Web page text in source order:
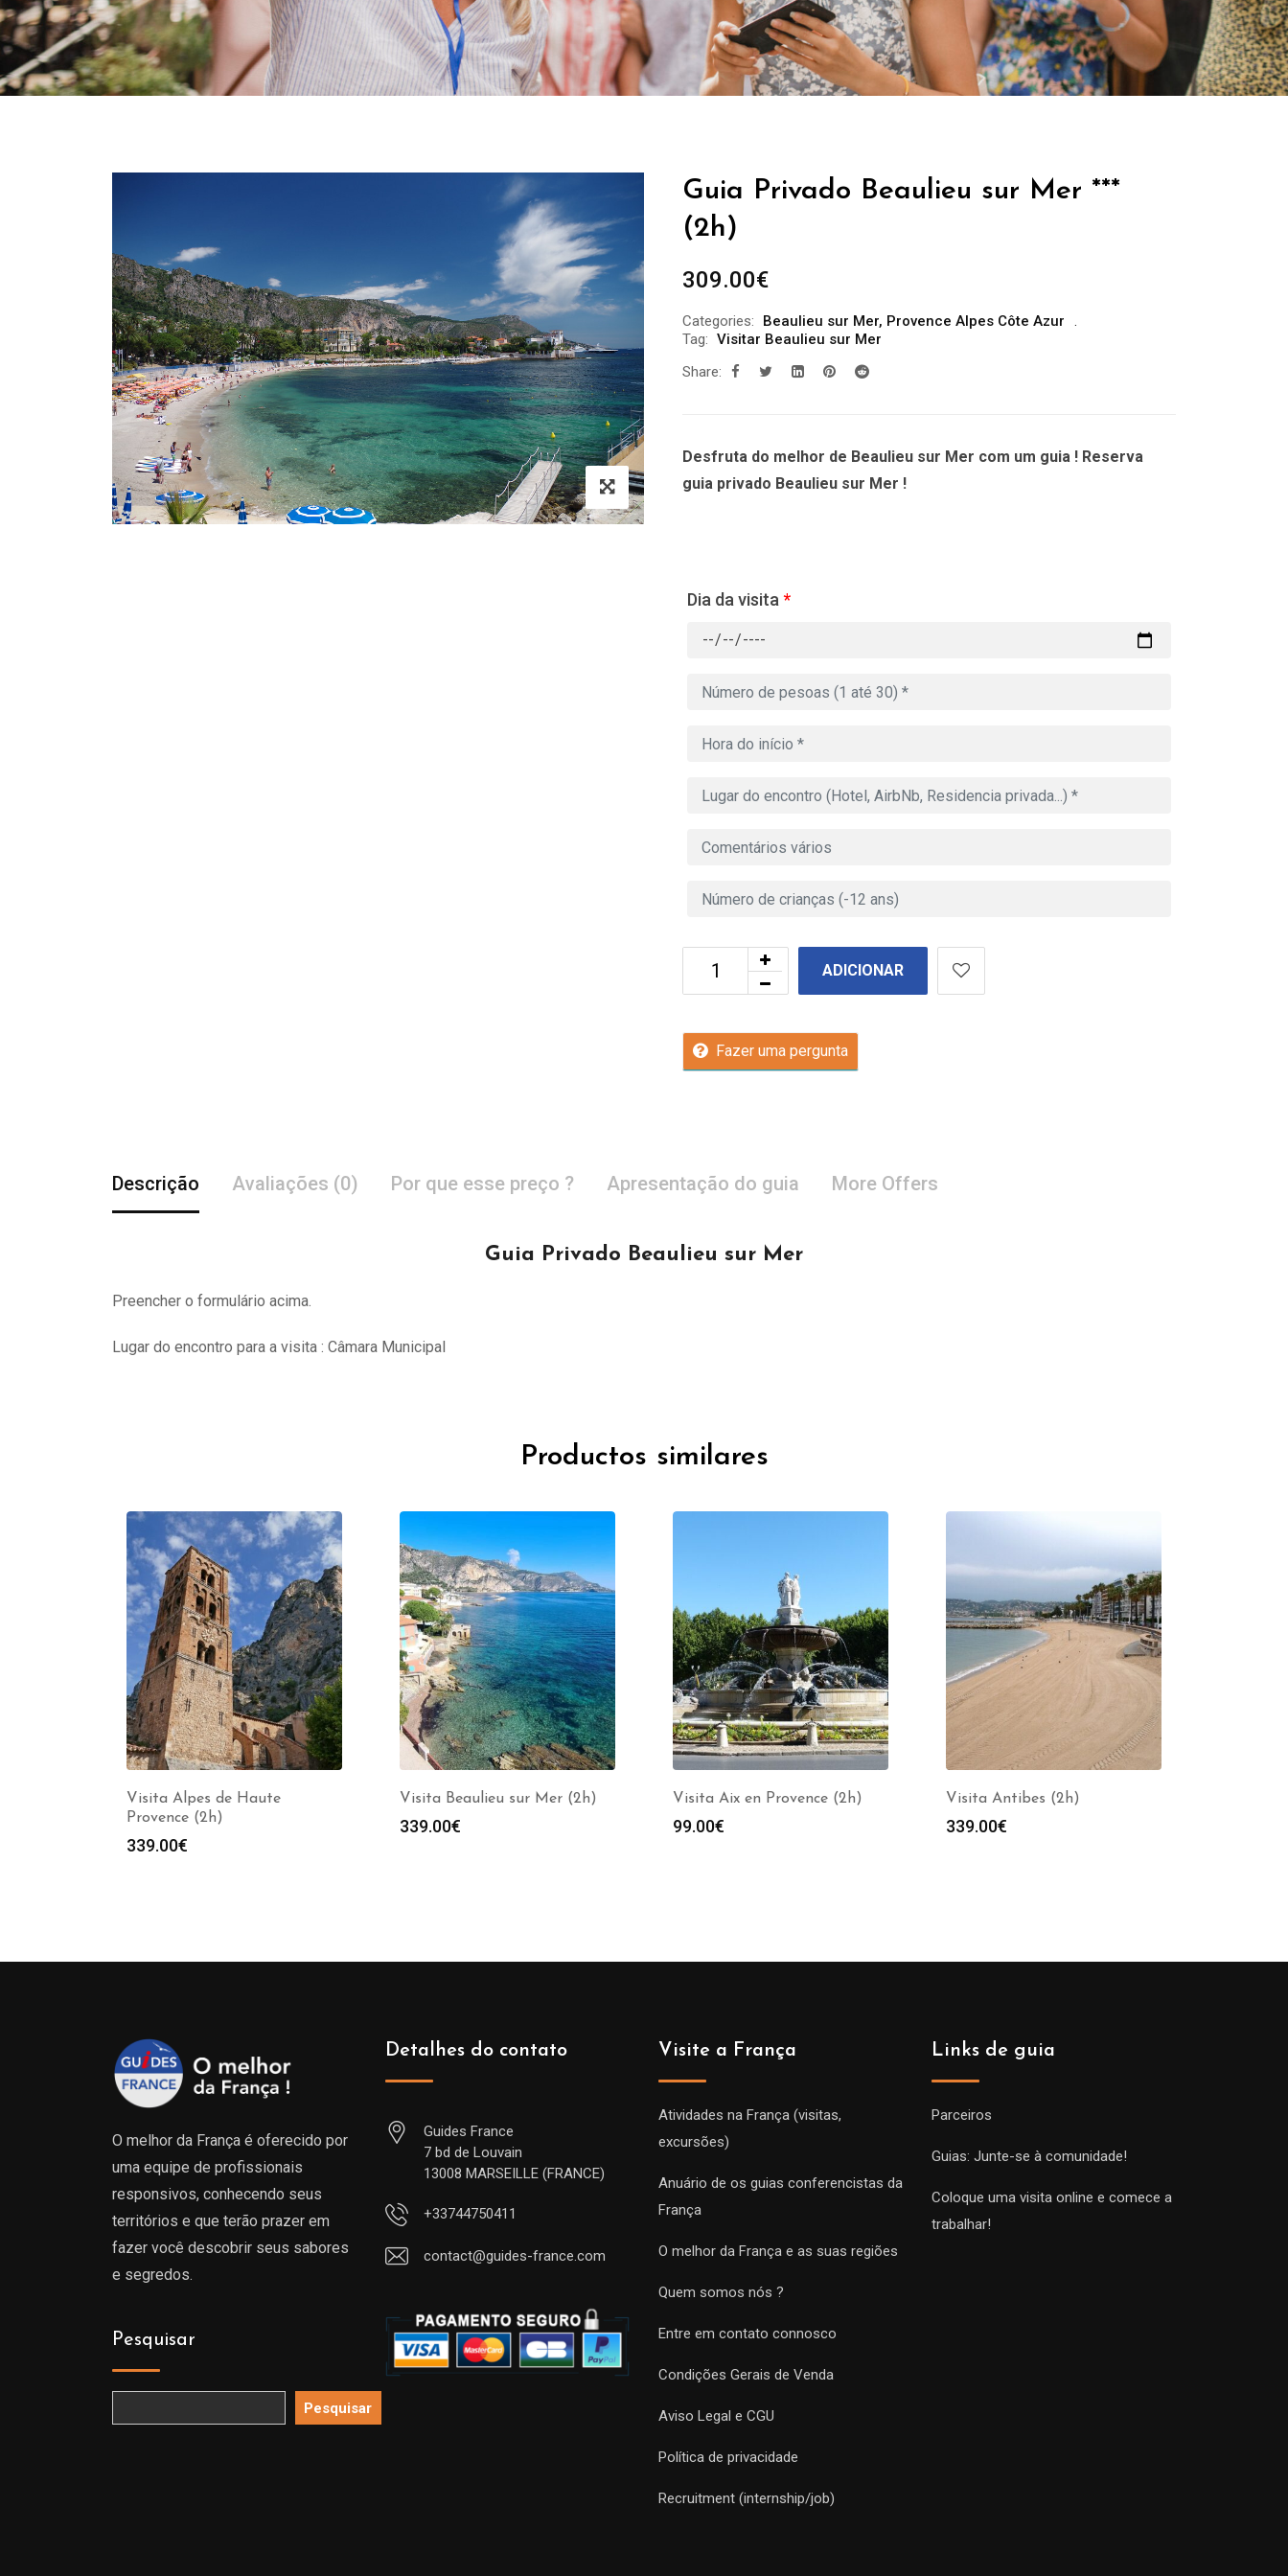
Guia Privado Beaulieu sur Mer ***
(2h)
309.00€
Categories: Beaulieu sur Mer, Provence Alpes Côte Azur
Tag: Visitar Beaulieu sur Mer
Share:
Desfruta do melhor de Beaulieu sur Mer com um guia ! Reserva
guia privado Beaulieu sur Mer !
Dia da visita *
ADICIONAR
Fazer uma pergunta
Descrição Avaliações (0) Por que esse preço ? Apresentação do guia More Offers
Guia Privado Beaulieu sur Mer
Preencher o formulário acima.
Lugar do encontro para a visita : Câmara Municipal
Productos similares
Visita Alpes de Haute
Provence (2h)
339.00€
Visita Beaulieu sur Mer (2h)
339.00€
Visita Aix en Provence (2h)
99.00€
Visita Antibes (2h)
339.00€
O melhor da França é oferecido por
uma equipe de profissionais
responsivos, conhecendo seus
territórios e que terão prazer em
fazer você descobrir seus sabores
e segredos.
Pesquisar
Pesquisar
Detalhes do contato
Guides France
7 bd de Louvain
13008 MARSEILLE (FRANCE)
+33744750411
contact@guides-france.com
Visite a França
Atividades na França (visitas,
excursões)
Anuário de os guias conferencistas da
França
O melhor da França e as suas regiões
Quem somos nós ?
Entre em contato connosco
Condições Gerais de Venda
Aviso Legal e CGU
Política de privacidade
Recruitment (internship/job)
Links de guia
Parceiros
Guias: Junte-se à comunidade!
Coloque uma visita online e comece a
trabalhar!